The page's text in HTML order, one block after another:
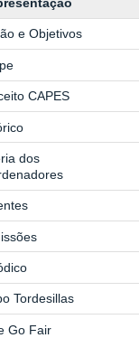
e Objetivos
CAPES
dos
Tordesillas
Go Fair